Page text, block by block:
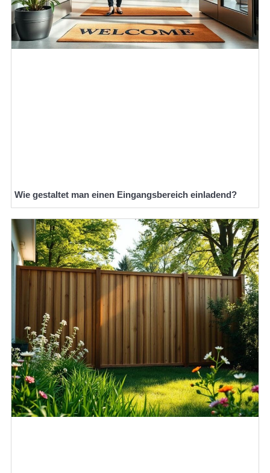
Wie gestaltet man einen Eingangsbereich einladend?